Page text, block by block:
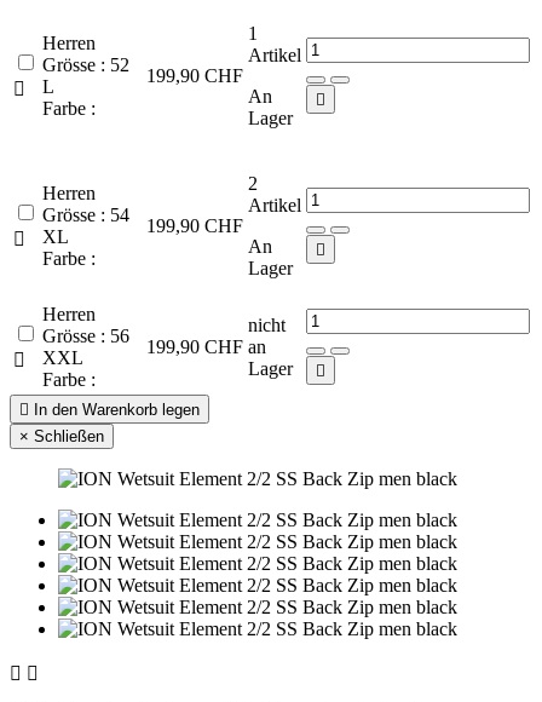

Herren
Grösse : 52
L
Farbe :
199,90 CHF
1
Artikel
An
Lager


Herren
Grösse : 54
XL
Farbe :
199,90 CHF
2
Artikel
An
Lager


Herren
Grösse : 56
XXL
Farbe :
199,90 CHF
nicht
an
Lager


In den Warenkorb legen
× Schließen
 